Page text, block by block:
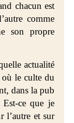
chacun est
comme
son propre
actualité
le culte du
dans la pub
ce que je
l’autre et sur